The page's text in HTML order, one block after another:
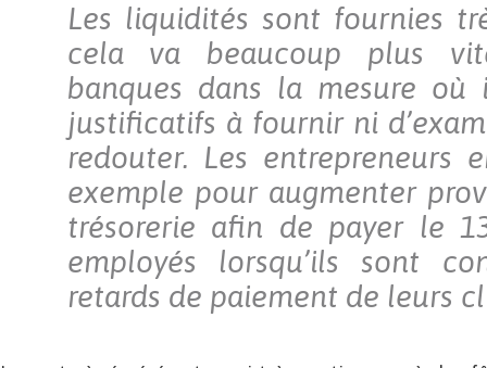
Les liquidités sont fournies
cela va beaucoup plus
banques dans la mesure où
justificatifs à fournir ni
redouter. Les entrepreneurs
exemple pour augmenter
trésorerie afin de payer le
employés lorsqu’ils sont
retards de paiement de leurs